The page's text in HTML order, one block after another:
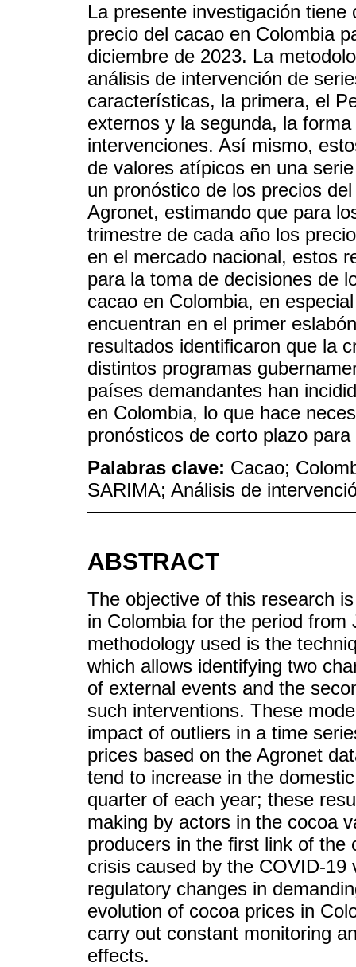
La presente investigación
precio del cacao en Colombia
diciembre de 2023. La
análisis de intervención de
características, la primera, el
externos y la segunda, la
intervenciones. Así mismo,
de valores atípicos en una
un pronóstico de los precios
Agronet, estimando que para
trimestre de cada año los
en el mercado nacional, estos
para la toma de decisiones de
cacao en Colombia, en
encuentran en el primer
resultados identificaron que la
distintos programas
países demandantes han
en Colombia, lo que hace
pronósticos de corto plazo
Palabras clave: Cacao;
SARIMA; Análisis de
ABSTRACT
The objective of this research
in Colombia for the period
methodology used is the
which allows identifying two
of external events and the
such interventions. These
impact of outliers in a time
prices based on the Agronet
tend to increase in the
quarter of each year; these
making by actors in the cocoa
producers in the first link of the
crisis caused by the COVID-
regulatory changes in
evolution of cocoa prices in
carry out constant monitoring
effects.